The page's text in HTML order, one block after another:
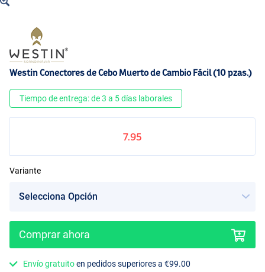
Westin Conectores de Cebo Muerto de Cambio Fácil (10 pzas.)
Tiempo de entrega: de 3 a 5 días laborales
7.95
Variante
Comprar ahora
Envío gratuitoen pedidos superiores a €99.00